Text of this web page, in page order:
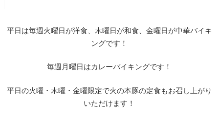
平日は毎週火曜日が洋食、木曜日が和食、金曜日が中華バイキ
ングです！
毎週月曜日はカレーバイキングです！
平日の火曜・木曜・金曜限定で火の本豚の定食もお召し上がり
いただけます！